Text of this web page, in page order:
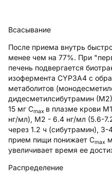
Всасывание
После приема внутрь
менее чем на 77%. При
печень подвергается
изофермента CYP3A4 с
метаболитов
дидесметилсибутрамин
15 мг Cmax в плазме крови
нг/мл), М2 - 6.4 нг/мл (5.6-
через 1.2 ч (сибутрамин),
прием пищи понижает Cmax
увеличивает время ее
Распределение